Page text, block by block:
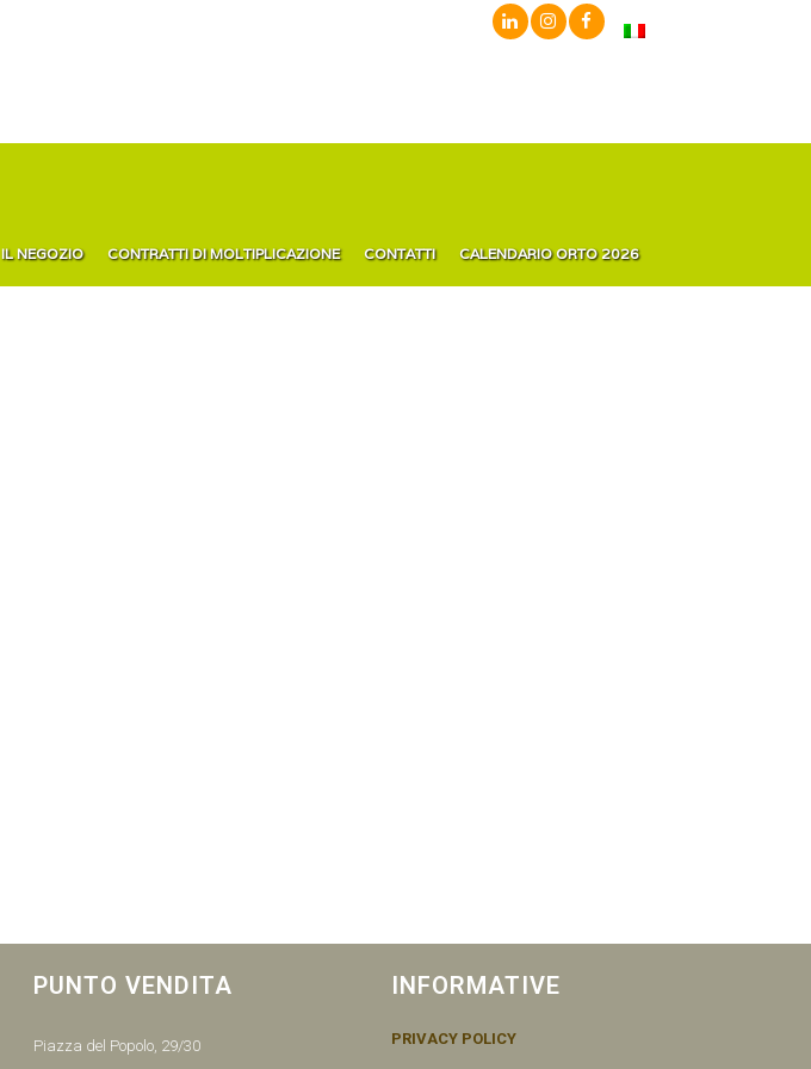
IL NEGOZIO CONTRATTI DI MOLTIPLICAZIONE CONTATTI CALENDARIO ORTO 2026
PUNTO VENDITA
Piazza del Popolo, 29/30
INFORMATIVE
PRIVACY POLICY